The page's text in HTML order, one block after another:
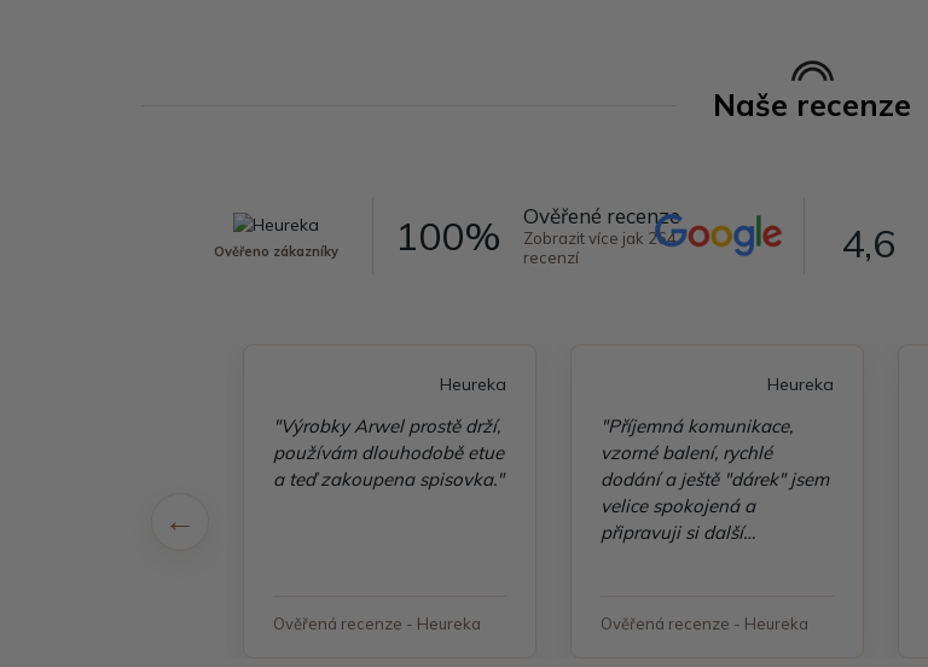
Naše recenze
Ověřeno zákazníky 100% Ověřené recenze
Zobrazit více jak 264
recenzí
4,6
Heureka
"Výrobky Arwel prostě drží,
používám dlouhodobě etue
a teď zakoupena spisovka."
Ověřená recenze - Heureka
Heureka
"Příjemná komunikace,
vzorné balení, rychlé
dodání a ještě "dárek" jsem
velice spokojená a
připravuji si další
Ověřená recenze - Heureka